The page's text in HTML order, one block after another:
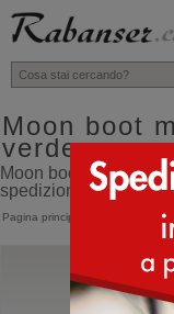
top
Moon boot
verde
Moon boot moda
spedizione
Pagina principale